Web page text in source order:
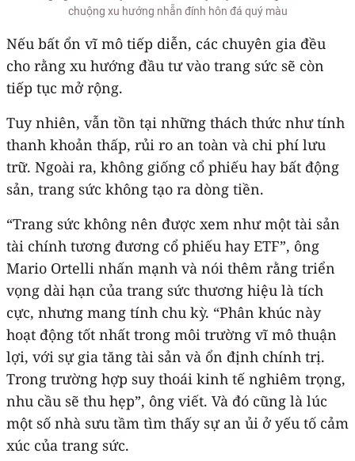
chuộng xu hướng nhẫn đính hôn đá quý màu
Nếu bất ổn vĩ mô tiếp diễn, các chuyên gia đều
cho rằng xu hướng đầu tư vào trang sức sẽ còn
tiếp tục mở rộng.
Tuy nhiên, vẫn tồn tại những thách thức như tính
thanh khoản thấp, rủi ro an toàn và chi phí lưu
trữ. Ngoài ra, không giống cổ phiếu hay bất động
sản, trang sức không tạo ra dòng tiền.
“Trang sức không nên được xem như một tài sản
tài chính tương đương cổ phiếu hay ETF”, ông
Mario Ortelli nhấn mạnh và nói thêm rằng triển
vọng dài hạn của trang sức thương hiệu là tích
cực, nhưng mang tính chu kỳ. “Phân khúc này
hoạt động tốt nhất trong môi trường vĩ mô thuận
lợi, với sự gia tăng tài sản và ổn định chính trị.
Trong trường hợp suy thoái kinh tế nghiêm trọng,
nhu cầu sẽ thu hẹp”, ông viết. Và đó cũng là lúc
một số nhà sưu tầm tìm thấy sự an ủi ở yếu tố cảm
xúc của trang sức.